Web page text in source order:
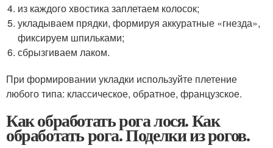
из каждого хвостика заплетаем колосок;
укладываем прядки, формируя аккуратные «гнезда»,
фиксируем шпильками;
сбрызгиваем лаком.
При формировании укладки используйте плетение
любого типа: классическое, обратное, французское.
Как обработать рога лося. Как
обработать рога. Поделки из рогов.